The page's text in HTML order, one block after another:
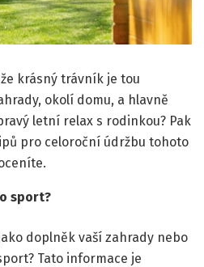
krásný trávník je tou
okolí domu, a hlavně
letní relax s rodinkou? Pak
pro celoroční údržbu tohoto
sport?
doplněk vaší zahrady nebo
Tato informace je